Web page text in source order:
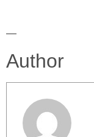
—
Author